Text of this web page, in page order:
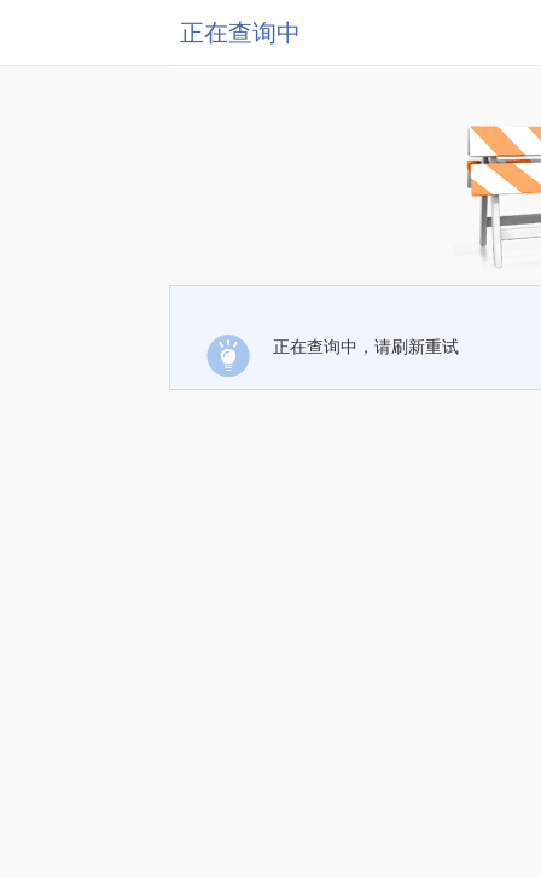
正在查询中
正在查询中，请刷新重试